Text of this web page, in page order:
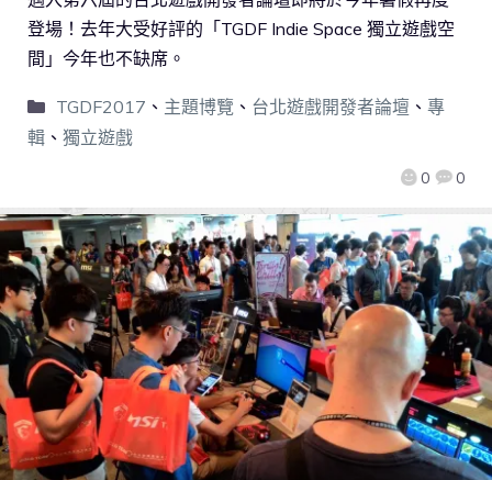
0 0
登場！去年大受好評的「TGDF Indie Space 獨立遊戲空
間」今年也不缺席。
TGDF2017 、 主題博覽 、 台北遊戲開發者論壇 、 專
輯 、 獨立遊戲